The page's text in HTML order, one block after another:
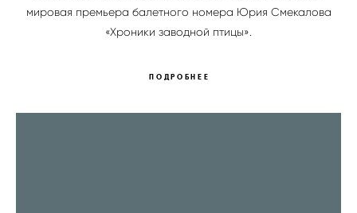
мировая премьера балетного номера Юрия Смекалова
«Хроники заводной птицы».
ПОДРОБНЕЕ